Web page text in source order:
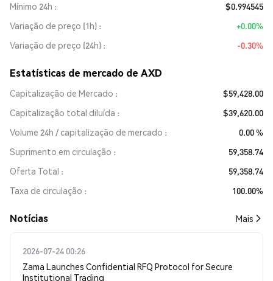
Mínimo 24h
$0.994545
Variação de preço (1h)
+0.00%
Variação de preço (24h)
-0.30%
Estatísticas de mercado de AXD
Capitalização de Mercado
$59,428.00
Capitalização total diluída
$39,620.00
Volume 24h / capitalização de mercado
0.00 %
Suprimento em circulação
59,358.74
Oferta Total
59,358.74
Taxa de circulação
100.00%
​​Notícias​​ Mais
2026-07-24 00:26
Zama Launches Confidential RFQ Protocol for Secure
Institutional Trading